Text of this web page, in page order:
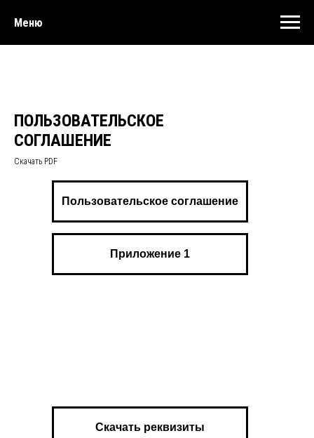
Меню
ПОЛЬЗОВАТЕЛЬСКОЕ
СОГЛАШЕНИЕ
Скачать PDF
Приложение 1
Скачать реквизиты
Пользовательское соглашение